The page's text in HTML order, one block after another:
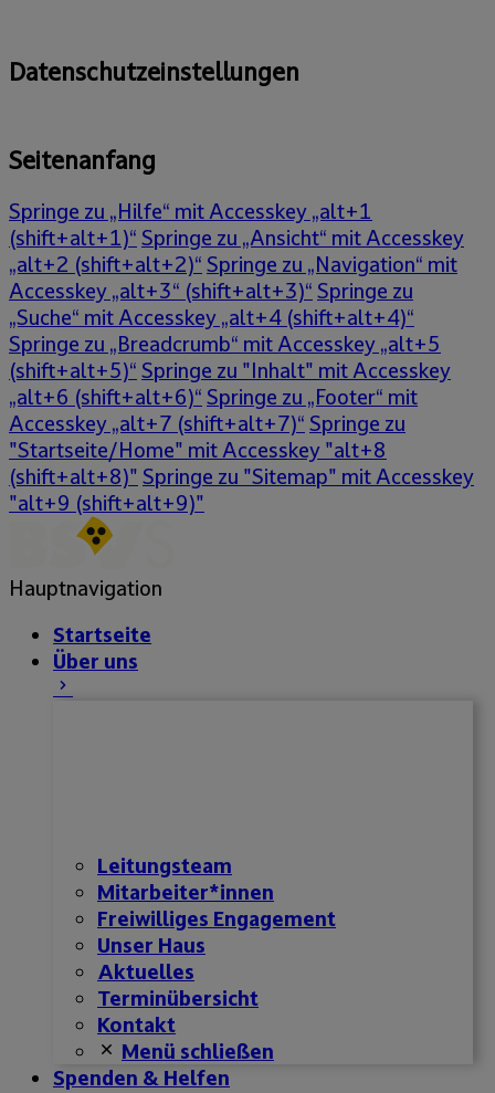
Datenschutzeinstellungen
Seitenanfang
Springe zu „Hilfe“ mit Accesskey „alt+1
(shift+alt+1)“ Springe zu „Ansicht“ mit Accesskey
„alt+2 (shift+alt+2)“ Springe zu „Navigation“ mit
Accesskey „alt+3“ (shift+alt+3)“ Springe zu
„Suche“ mit Accesskey „alt+4 (shift+alt+4)“
Springe zu „Breadcrumb“ mit Accesskey „alt+5
(shift+alt+5)“ Springe zu "Inhalt" mit Accesskey
„alt+6 (shift+alt+6)“ Springe zu „Footer“ mit
Accesskey „alt+7 (shift+alt+7)“ Springe zu
"Startseite/Home" mit Accesskey "alt+8
(shift+alt+8)" Springe zu "Sitemap" mit Accesskey
"alt+9 (shift+alt+9)"
Hauptnavigation
Startseite
Über uns
Leitungsteam
Mitarbeiter*innen
Freiwilliges Engagement
Unser Haus
Aktuelles
Terminübersicht
Kontakt
Menü schließen
Spenden & Helfen